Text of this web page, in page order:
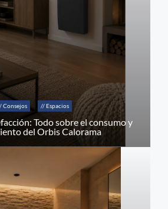
Consejos // Espacios
Todo sobre el consumo y
del Orbis Calorama